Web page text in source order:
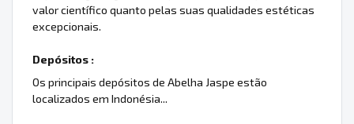
valor científico quanto pelas suas qualidades estéticas
excepcionais.
Depósitos :
Os principais depósitos de Abelha Jaspe estão
localizados em Indonésia...